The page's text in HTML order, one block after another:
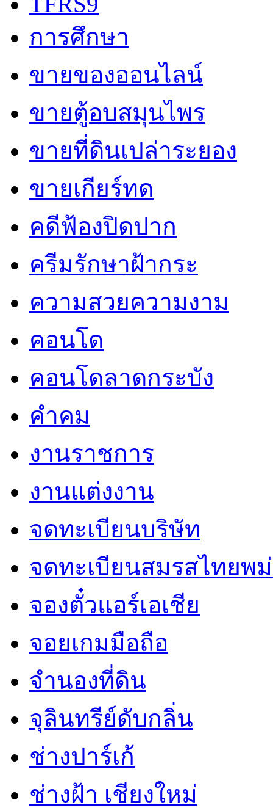
การศึกษา
ขายของออนไลน์
ขายตู้อบสมุนไพร
ขายที่ดินเปล่าระยอง
ขายเกียร์ทด
คดีฟ้องปิดปาก
ครีมรักษาฝ้ากระ
ความสวยความงาม
คอนโด
คอนโดลาดกระบัง
คำคม
งานราชการ
งานแต่งงาน
จดทะเบียนบริษัท
จดทะเบียนสมรสไทยพ
จองตั๋วแอร์เอเชีย
จอยเกมมือถือ
จำนองที่ดิน
จุลินทรีย์ดับกลิ่น
ช่างปาร์เก้
ช่างฝ้า เชียงใหม่